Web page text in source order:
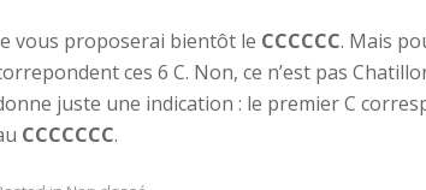
vous proposerai bientôt le CCCCCC. Mais
ces 6 C. Non, ce n’est pas
juste une indication : le premier C
CCCCCCC.